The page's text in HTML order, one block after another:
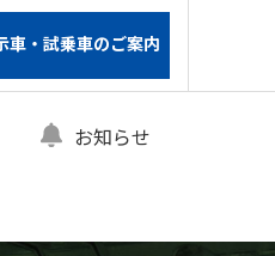
車・試乗車のご案内
お知らせ